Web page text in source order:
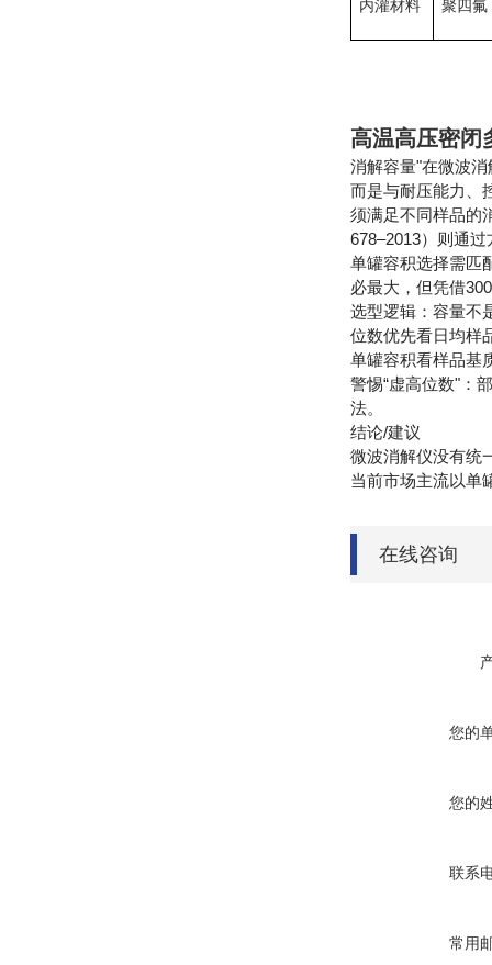
内灌材料 聚四氟
高温高压密闭
消解容量"在微波
而是与耐压能力、
须满足不同样品的
678–2013）则通
单罐容积选择需匹
必最大，但凭借
选型逻辑：容量不
位数优先看日均样
单罐容积看样品基
警惕“虚高位数"：
法。
结论/建议
微波消解仪没有统
当前市场主流以单
在线咨询
您的
您的
联系
常用